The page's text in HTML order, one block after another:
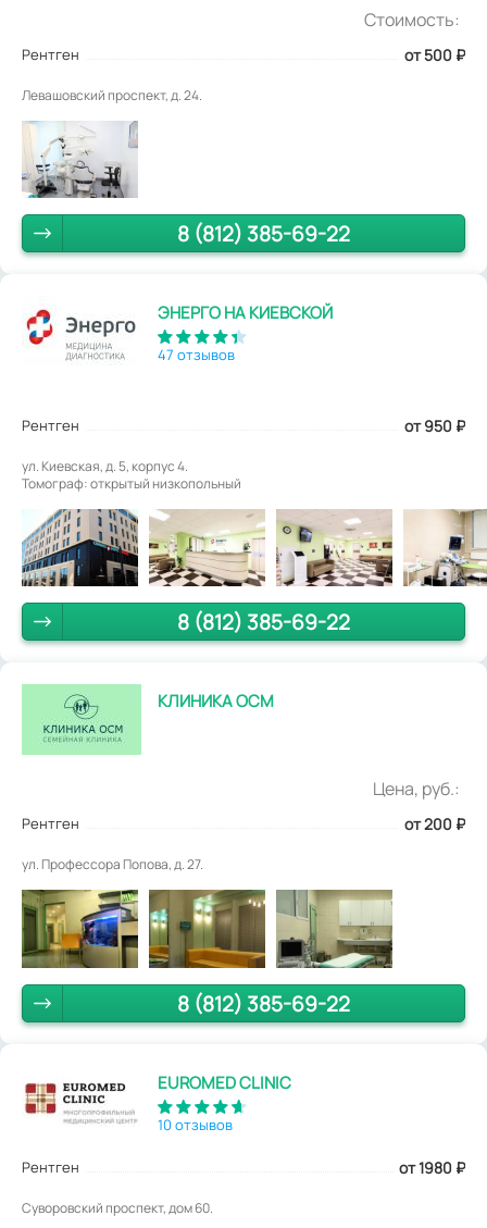
Стоимость:
Рентген от 500 ₽
Левашовский проспект, д. 24.
8 (812) 385-69-22
ЭНЕРГО НА КИЕВСКОЙ
47 отзывов
Рентген от 950 ₽
ул. Киевская, д. 5, корпус 4.
Томограф: открытый низкопольный
8 (812) 385-69-22
КЛИНИКА ОСМ
Цена, руб.:
Рентген от 200 ₽
ул. Профессора Попова, д. 27.
8 (812) 385-69-22
EUROMED CLINIC
10 отзывов
Рентген от 1980 ₽
Суворовский проспект, дом 60.